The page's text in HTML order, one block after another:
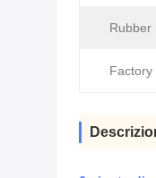
Rubber
Factory